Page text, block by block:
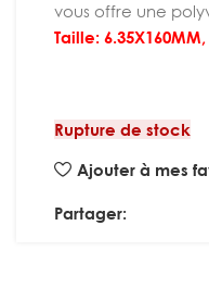
vous offre une
Taille: 6.35X160MM,
Rupture de stock
Ajouter à mes
Partager: